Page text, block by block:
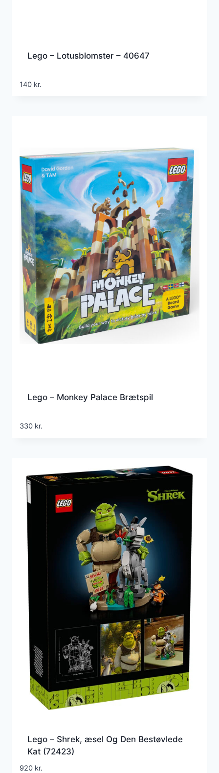
Lego – Lotusblomster – 40647
140 kr.
Lego – Monkey Palace Brætspil
330 kr.
Lego – Shrek, æsel Og Den Bestøvlede
Kat (72423)
920 kr.